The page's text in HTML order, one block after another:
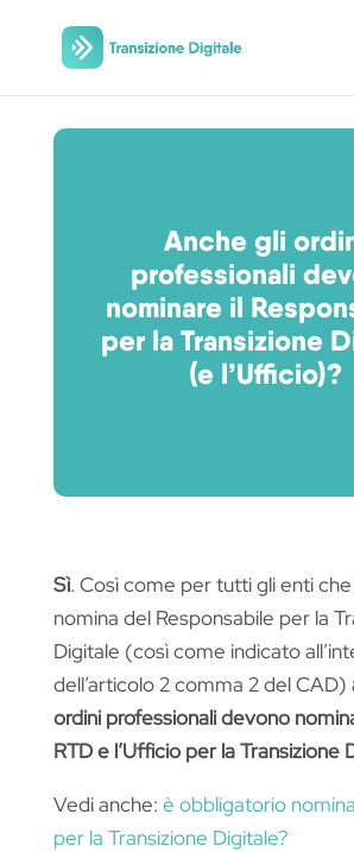
Anche gli
professionali
nominare il
per la Transizione
(e l’Ufficio)?
Sì. Così come per tutti gli enti
nomina del Responsabile per la
Digitale (così come indicato
dell’articolo 2 comma 2 del CAD)
ordini professionali devono
RTD e l’Ufficio per la Transizione
Vedi anche: è obbligatorio
per la Transizione Digitale?